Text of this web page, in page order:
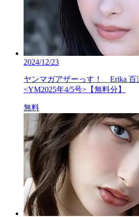
2024/12/23
ヤンマガアザーっす！ Erika
<YM2025年4/5号>【無料分】
無料